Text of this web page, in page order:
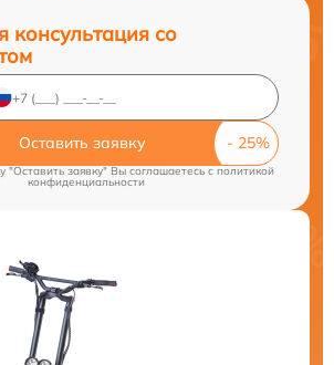
консультация со
Оставить заявку
"Оставить заявку" Вы соглашаетесь cполитикой
конфиденциальности